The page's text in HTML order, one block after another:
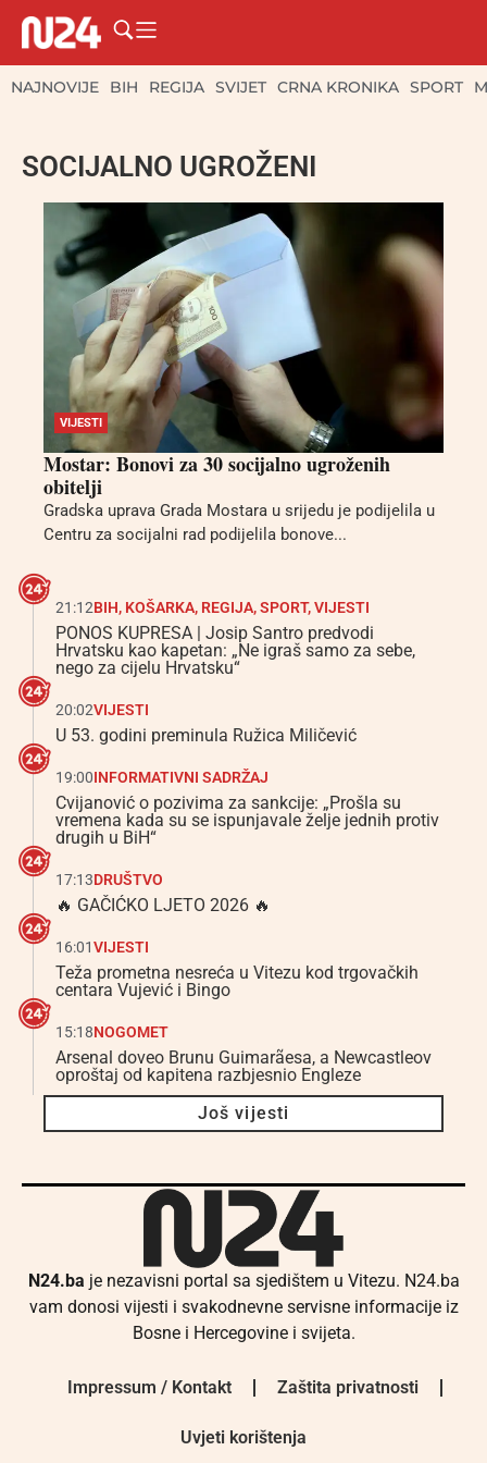
NAJNOVIJE BIH REGIJA SVIJET CRNA KRONIKA SPORT
SOCIJALNO UGROŽENI
VIJESTI
Mostar: Bonovi za 30 socijalno ugroženih
obitelji
Gradska uprava Grada Mostara u srijedu je podijelila u
Centru za socijalni rad podijelila bonove...
21:12BIH, KOŠARKA, REGIJA,SPORT,VIJESTI
PONOS KUPRESA | Josip Santro predvodi
Hrvatsku kao kapetan: „Ne igraš samo za sebe,
nego za cijelu Hrvatsku“
20:02VIJESTI
U 53. godini preminula Ružica Miličević
19:00INFORMATIVNI SADRŽAJ
Cvijanović o pozivima za sankcije: „Prošla su
vremena kada su se ispunjavale želje jednih protiv
drugih u BiH“
17:13DRUŠTVO
🔥 GAČIĆKO LJETO 2026 🔥
16:01VIJESTI
Teža prometna nesreća u Vitezu kod trgovačkih
centara Vujević i Bingo
15:18NOGOMET
Arsenal doveo Brunu Guimarãesa, a Newcastleov
oproštaj od kapitena razbjesnio Engleze
Još vijesti
N24.ba je nezavisni portal sa sjedištem u Vitezu. N24.ba
vam donosi vijesti i svakodnevne servisne informacije iz
Bosne i Hercegovine i svijeta.
Impressum / Kontakt Zaštita privatnosti
Uvjeti korištenja